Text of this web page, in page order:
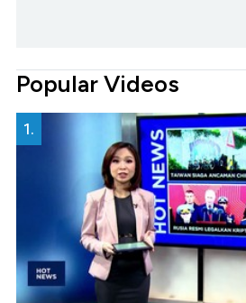
Popular Videos
1.